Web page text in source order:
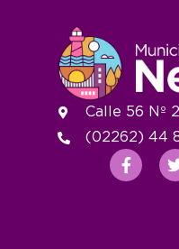
Calle 56 Nº
(02262) 44